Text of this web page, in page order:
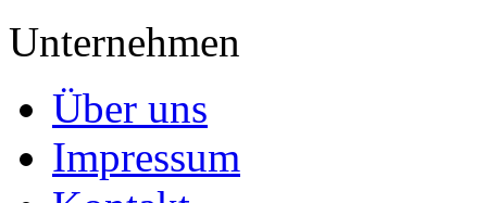
Unternehmen
Über uns
Impressum